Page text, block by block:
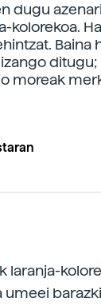
dugu
kolorekoa.
Baina
ditugu;
moreak
laranja-
umeei